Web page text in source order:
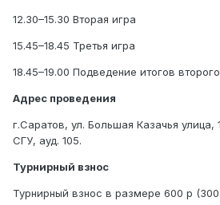
12.30–15.30 Вторая игра
15.45–18.45 Третья игра
18.45–19.00 Подведение итогов
Адрес проведения
г.Саратов, ул. Большая Казачья улица,
СГУ, ауд. 105.
Турнирный взнос
Турнирный взнос в размере 600 р